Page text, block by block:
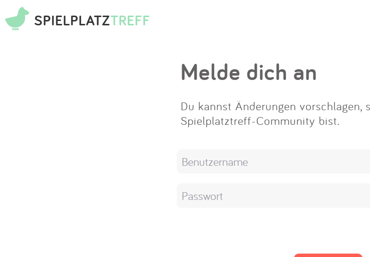
SPIELPLATZTREFF
App
Melde dich an
Du kannst Änderungen vorschlagen,
Spielplatztreff-Community bist.